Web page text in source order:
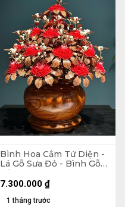
Bình Hoa Cắm Tứ Diện -
Lá Gỗ Sưa Đỏ - Bình Gỗ
Đường Kính 45 (cm)
1 tháng trước
7.300.000 ₫